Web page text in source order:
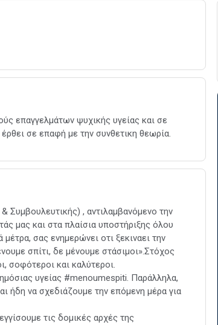
επαγγελμάτων ψυχικής υγείας και σε
σε επαφή με την συνθετικη θεωρία.
, αντιλαμβανόμενο την
μας και στα πλαίσια υποστήριξης όλου
σας ενημερώνει οτι ξεκιναει την
σπίτι, δε μένουμε στάσιμοι».Στόχος
σοφότεροι και καλύτεροι.
υγείας #menoumespiti. Παράλληλα,
ήδη να σχεδιάζουμε την επόμενη μέρα για
τις δομικές αρχές της